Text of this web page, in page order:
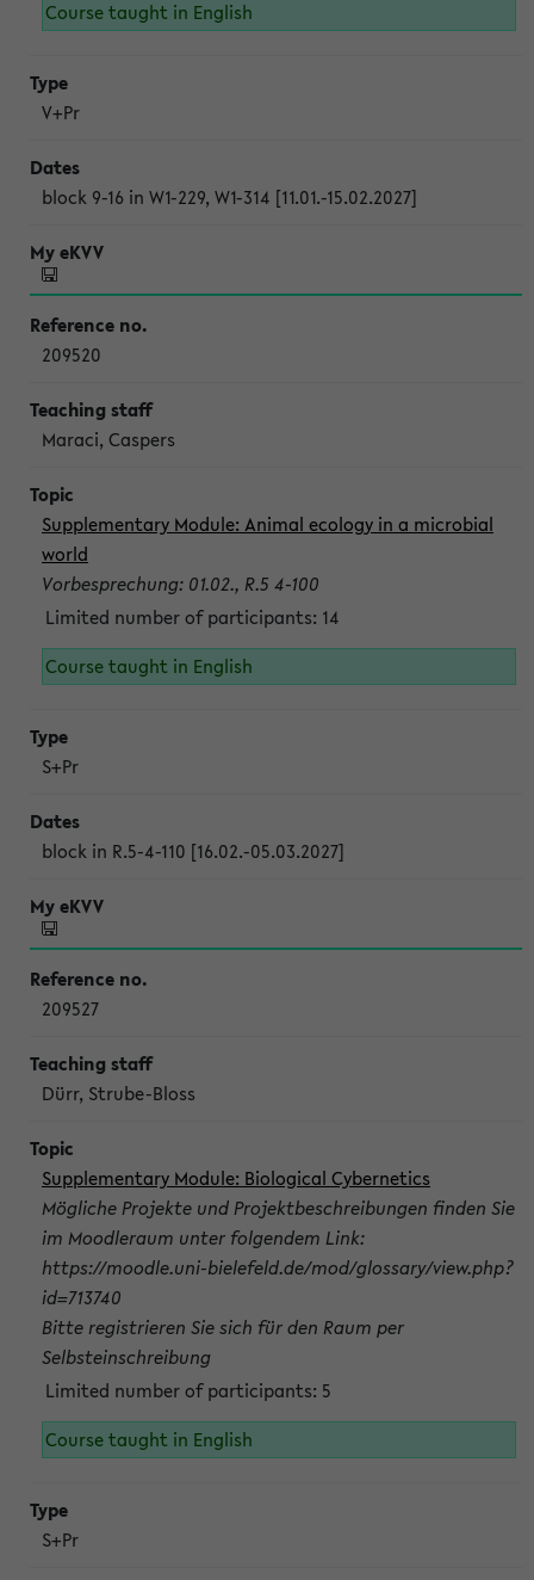
Course taught in English
V+Pr
block 9-16 in W1-229, W1-314 [11.01.-15.02.2027]
209520
Maraci, Caspers
Supplementary Module: Animal ecology in a microbial
world
Vorbesprechung: 01.02., R.5 4-100
Limited number of participants: 14
Course taught in English
S+Pr
block in R.5-4-110 [16.02.-05.03.2027]
209527
Dürr, Strube-Bloss
Supplementary Module: Biological Cybernetics
Mögliche Projekte und Projektbeschreibungen finden Sie
im Moodleraum unter folgendem Link:
https://moodle.uni-bielefeld.de/mod/glossary/view.php?
id=713740
Bitte registrieren Sie sich für den Raum per
Selbsteinschreibung
Limited number of participants: 5
Course taught in English
S+Pr